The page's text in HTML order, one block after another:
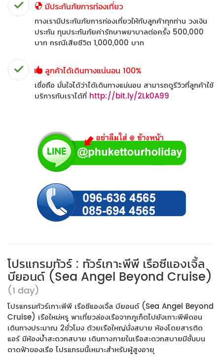
มีประกันภัยการท่องเที่ยว
ทางเรามีประกันภัยการท่องเที่ยวให้กับลูกค้าทุกท่าน วงเงิน
ประกัน ทุนประกันภัยค่ารักษาพยาบาลต่อครั้ง 500,000
บาท กรณีเสียชีวิต 1,000,000 บาท
ลูกค้าได้เดินทางแน่นอน 100%
เชื่อถือ มั่นใจได้ว่าได้เดินทางแน่นอน สามารถดูรีวิวที่ลูกค้าใช้
บริการกับเราได้ที่ http://bit.ly/2Lk0A99
โปรแกรมทัวร์ : ทัวร์เกาะพีพี เรือซีแองเจิ้ล
บียอนด์ (Sea Angel Beyond Cruise)
(1 day)
โปรแกรมทัวร์เกาะพีพี เรือซีแองเจิ้ล บียอนด์ (Sea Angel Beyond
Cruise) เรือใหม่หรู พาเที่ยวล่องเรือจากภูเก็ตไปยังเกาะพีพีดอน
เดินทางประมาณ 2ชั่วโมง ด้วยเรือใหญ่นั่งสบาย ห้องโดยสารติด
แอร์ มีห้องน้ำสะดวกสบาย เดินทางภายในเรือสะดวกสบายมีชั้นบน
ดาดฟ้าของเรือ โปรแกรมนี้เหมาะสำหรับผู้สูงอายุ